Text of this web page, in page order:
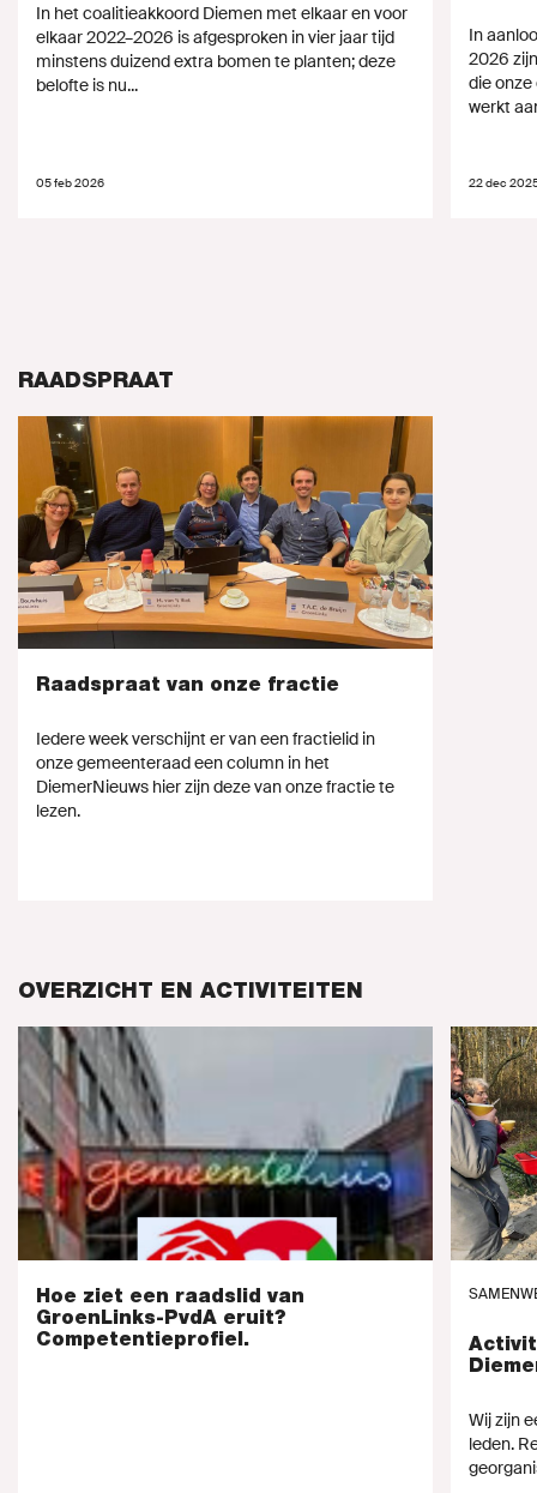
In het coalitieakkoord Diemen met elkaar en voor
elkaar 2022–2026 is afgesproken in vier jaar tijd
minstens duizend extra bomen te planten; deze
belofte is nu...
05 feb 2026
In
2026
die
werkt
22 dec
RAADSPRAAT
Raadspraat van onze fractie
Iedere week verschijnt er van een fractielid in
onze gemeenteraad een column in het
DiemerNieuws hier zijn deze van onze fractie te
lezen.
OVERZICHT EN ACTIVITEITEN
Hoe ziet een raadslid van
GroenLinks-PvdA eruit?
Competentieprofiel.
Wij zijn
leden.